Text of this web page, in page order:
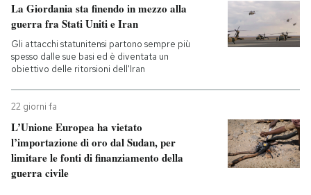
La Giordania sta finendo in mezzo alla
guerra fra Stati Uniti e Iran
Gli attacchi statunitensi partono sempre più
spesso dalle sue basi ed è diventata un
obiettivo delle ritorsioni dell'Iran
22 giorni fa
L’Unione Europea ha vietato
l’importazione di oro dal Sudan, per
limitare le fonti di finanziamento della
guerra civile